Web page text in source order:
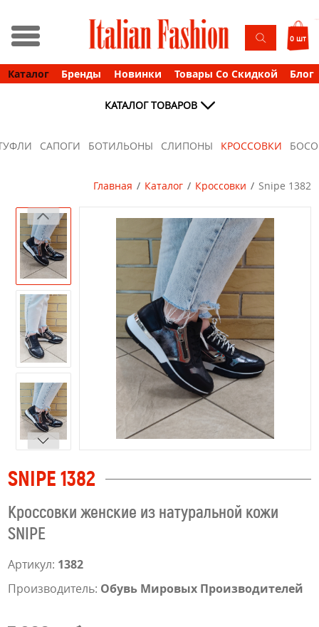
Каталог Бренды Новинки Товары Со Скидкой Блог
0 шт
КАТАЛОГ ТОВАРОВ
САПОГИ БОТИЛЬОНЫ СЛИПОНЫ КРОССОВКИ
Главная Каталог Кроссовки Snipe 1382
SNIPE 1382
Кроссовки женские из натуральной кожи
SNIPE
Артикул: 1382
Производитель: Обувь Мировых Производителей